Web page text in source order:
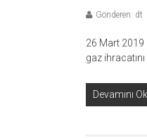
Gönderen: dt
26 Mart 2019
gaz
Devamını